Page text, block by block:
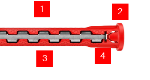
1 2
3 4